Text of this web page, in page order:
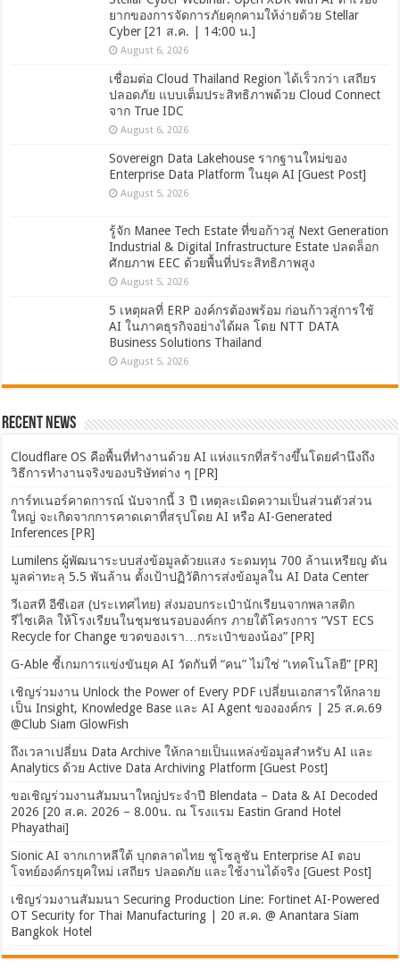
ยากของการจัดการภัยคุกคามให้ง่ายด้วย Stellar
Cyber [21 ส.ค. | 14:00 น.]
August 6, 2026
เชื่อมต่อ Cloud Thailand Region ได้เร็วกว่า เสถียร
ปลอดภัย แบบเต็มประสิทธิภาพด้วย Cloud Connect
จาก True IDC
August 6, 2026
Sovereign Data Lakehouse รากฐานใหม่ของ
Enterprise Data Platform ในยุค AI [Guest Post]
August 5, 2026
รู้จัก Manee Tech Estate ที่ขอก้าวสู่ Next Generation
Industrial & Digital Infrastructure Estate ปลดล็อก
ศักยภาพ EEC ด้วยพื้นที่ประสิทธิภาพสูง
August 5, 2026
5 เหตุผลที่ ERP องค์กรต้องพร้อม ก่อนก้าวสู่การใช้
AI ในภาคธุรกิจอย่างได้ผล โดย NTT DATA
Business Solutions Thailand
August 5, 2026
Recent News
Cloudflare OS คือพื้นที่ทำงานด้วย AI แห่งแรกที่สร้างขึ้นโดยคำนึงถึง
วิธีการทำงานจริงของบริษัทต่าง ๆ [PR]
การ์ทเนอร์คาดการณ์ นับจากนี้ 3 ปี เหตุละเมิดความเป็นส่วนตัวส่วน
ใหญ่ จะเกิดจากการคาดเดาที่สรุปโดย AI หรือ AI-Generated
Inferences [PR]
Lumilens ผู้พัฒนาระบบส่งข้อมูลด้วยแสง ระดมทุน 700 ล้านเหรียญ ดัน
มูลค่าทะลุ 5.5 พันล้าน ตั้งเป้าปฏิวัติการส่งข้อมูลใน AI Data Center
วีเอสที อีซีเอส (ประเทศไทย) ส่งมอบกระเป๋านักเรียนจากพลาสติก
รีไซเคิล ให้โรงเรียนในชุมชนรอบองค์กร ภายใต้โครงการ “VST ECS
Recycle for Change ขวดของเรา…กระเป๋าของน้อง” [PR]
G-Able ชี้เกมการแข่งขันยุค AI วัดกันที่ “คน” ไม่ใช่ “เทคโนโลยี” [PR]
เชิญร่วมงาน Unlock the Power of Every PDF เปลี่ยนเอกสารให้กลาย
เป็น Insight, Knowledge Base และ AI Agent ขององค์กร | 25 ส.ค.69
@Club Siam GlowFish
ถึงเวลาเปลี่ยน Data Archive ให้กลายเป็นแหล่งข้อมูลสำหรับ AI และ
Analytics ด้วย Active Data Archiving Platform [Guest Post]
ขอเชิญร่วมงานสัมมนาใหญ่ประจำปี Blendata – Data & AI Decoded
2026 [20 ส.ค. 2026 – 8.00น. ณ โรงแรม Eastin Grand Hotel
Phayathai]
Sionic AI จากเกาหลีใต้ บุกตลาดไทย ชูโซลูชัน Enterprise AI ตอบ
โจทย์องค์กรยุคใหม่ เสถียร ปลอดภัย และใช้งานได้จริง [Guest Post]
เชิญร่วมงานสัมมนา Securing Production Line: Fortinet AI-Powered
OT Security for Thai Manufacturing | 20 ส.ค. @ Anantara Siam
Bangkok Hotel